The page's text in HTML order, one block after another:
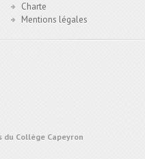
Charte
Mentions légales
Collège Capeyron